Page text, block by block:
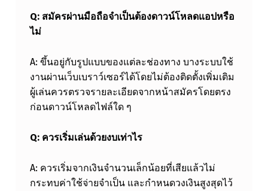
Q: สมัครผ่านมือถือจำเป็นต้องดาวน์โหลดแอปหรือ
ไม่
A: ขึ้นอยู่กับรูปแบบของแต่ละช่องทาง บางระบบใช้
งานผ่านเว็บเบราว์เซอร์ได้โดยไม่ต้องติดตั้งเพิ่มเติม
ผู้เล่นควรตรวจรายละเอียดจากหน้าสมัครโดยตรง
ก่อนดาวน์โหลดไฟล์ใด ๆ
Q: ควรเริ่มเล่นด้วยงบเท่าไร
A: ควรเริ่มจากเงินจำนวนเล็กน้อยที่เสียแล้วไม่
กระทบค่าใช้จ่ายจำเป็น และกำหนดวงเงินสูงสุดไว้